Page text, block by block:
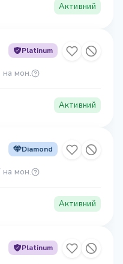
Активний
Platinum
на мон.
Активний
Diamond
на мон.
Активний
Platinum